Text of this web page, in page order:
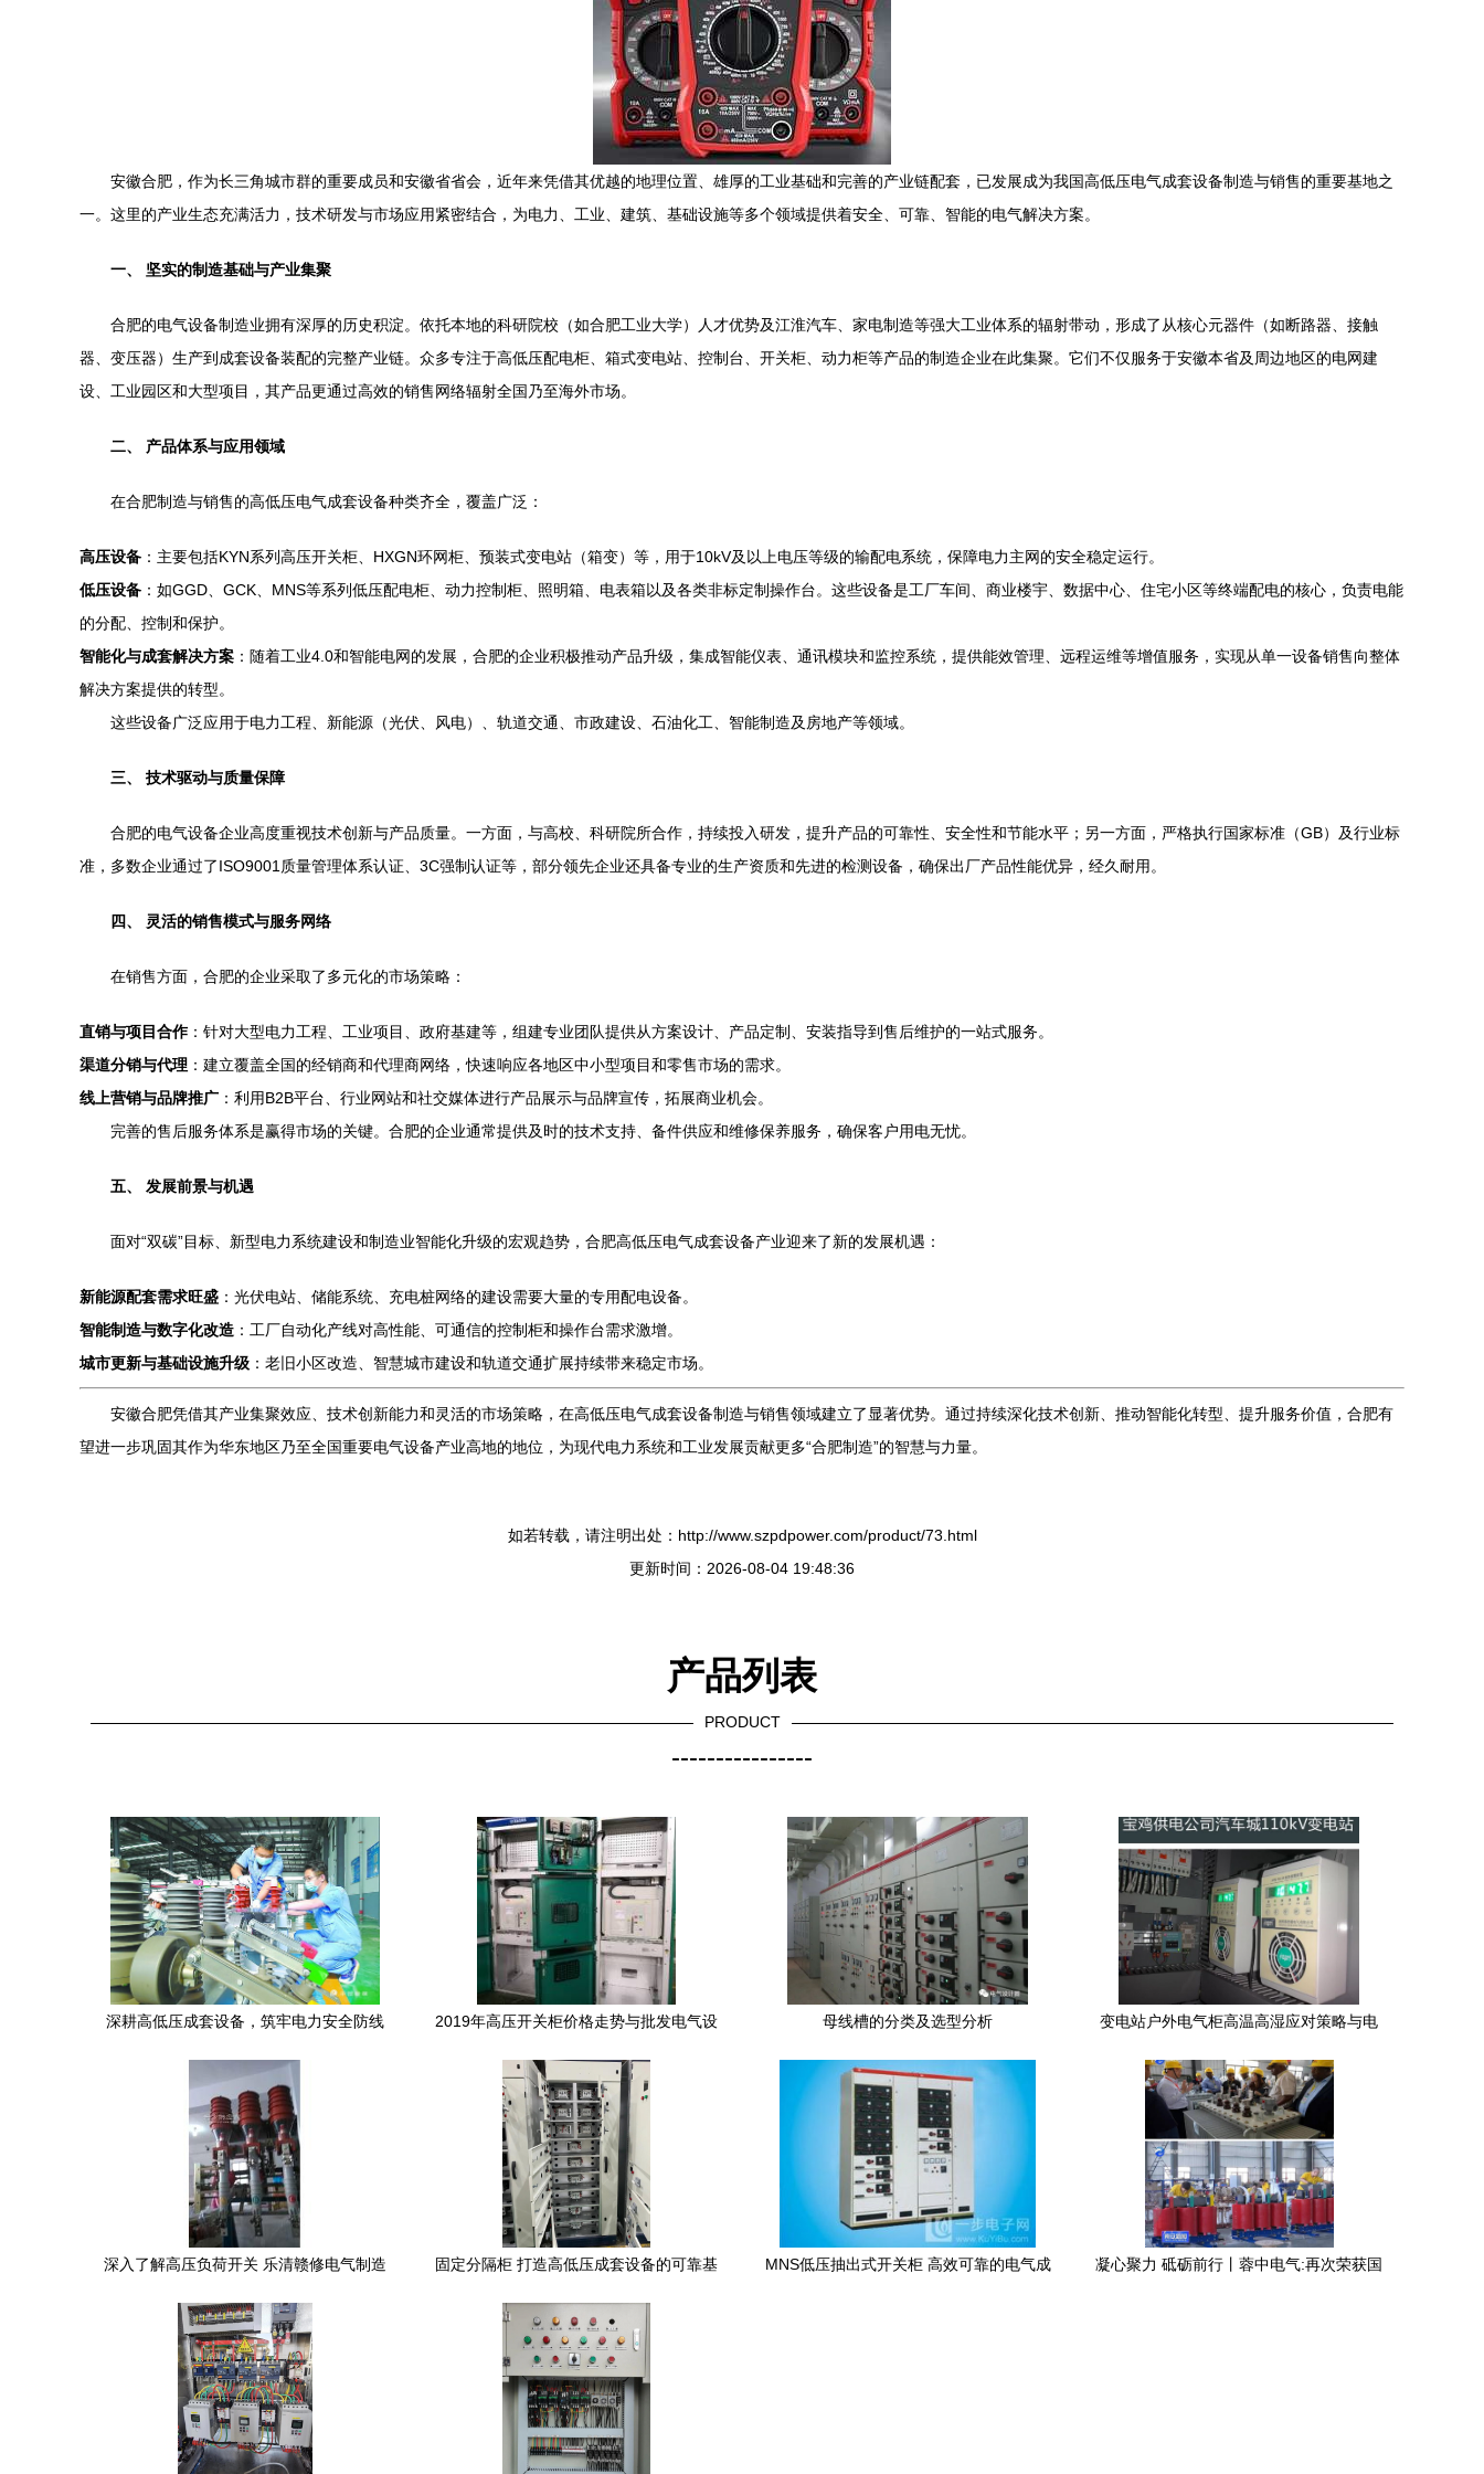
安徽合肥，作为长三角城市群的重要成员和安徽省省会，近年来凭借其优越的地理位置、雄厚的工业基础和完善的产业链配套，已发展成为我国高低压电气成套设备制造与销售的重要基地之
一。这里的产业生态充满活力，技术研发与市场应用紧密结合，为电力、工业、建筑、基础设施等多个领域提供着安全、可靠、智能的电气解决方案。
一、 坚实的制造基础与产业集聚
合肥的电气设备制造业拥有深厚的历史积淀。依托本地的科研院校（如合肥工业大学）人才优势及江淮汽车、家电制造等强大工业体系的辐射带动，形成了从核心元器件（如断路器、接触
器、变压器）生产到成套设备装配的完整产业链。众多专注于高低压配电柜、箱式变电站、控制台、开关柜、动力柜等产品的制造企业在此集聚。它们不仅服务于安徽本省及周边地区的电网建
设、工业园区和大型项目，其产品更通过高效的销售网络辐射全国乃至海外市场。
二、 产品体系与应用领域
在合肥制造与销售的高低压电气成套设备种类齐全，覆盖广泛：
高压设备 ：主要包括KYN系列高压开关柜、HXGN环网柜、预装式变电站（箱变）等，用于10kV及以上电压等级的输配电系统，保障电力主网的安全稳定运行。
低压设备 ：如GGD、GCK、MNS等系列低压配电柜、动力控制柜、照明箱、电表箱以及各类非标定制操作台。这些设备是工厂车间、商业楼宇、数据中心、住宅小区等终端配电的核心，负责电能
的分配、控制和保护。
智能化与成套解决方案 ：随着工业4.0和智能电网的发展，合肥的企业积极推动产品升级，集成智能仪表、通讯模块和监控系统，提供能效管理、远程运维等增值服务，实现从单一设备销售向整体
解决方案提供的转型。
这些设备广泛应用于电力工程、新能源（光伏、风电）、轨道交通、市政建设、石油化工、智能制造及房地产等领域。
三、 技术驱动与质量保障
合肥的电气设备企业高度重视技术创新与产品质量。一方面，与高校、科研院所合作，持续投入研发，提升产品的可靠性、安全性和节能水平；另一方面，严格执行国家标准（GB）及行业标
准，多数企业通过了ISO9001质量管理体系认证、3C强制认证等，部分领先企业还具备专业的生产资质和先进的检测设备，确保出厂产品性能优异，经久耐用。
四、 灵活的销售模式与服务网络
在销售方面，合肥的企业采取了多元化的市场策略：
直销与项目合作：针对大型电力工程、工业项目、政府基建等，组建专业团队提供从方案设计、产品定制、安装指导到售后维护的一站式服务。
渠道分销与代理 ：建立覆盖全国的经销商和代理商网络，快速响应各地区中小型项目和零售市场的需求。
线上营销与品牌推广 ：利用B2B平台、行业网站和社交媒体进行产品展示与品牌宣传，拓展商业机会。
完善的售后服务体系是赢得市场的关键。合肥的企业通常提供及时的技术支持、备件供应和维修保养服务，确保客户用电无忧。
五、 发展前景与机遇
面对“双碳”目标、新型电力系统建设和制造业智能化升级的宏观趋势，合肥高低压电气成套设备产业迎来了新的发展机遇：
新能源配套需求旺盛 ：光伏电站、储能系统、充电桩网络的建设需要大量的专用配电设备。
智能制造与数字化改造 ：工厂自动化产线对高性能、可通信的控制柜和操作台需求激增。
城市更新与基础设施升级 ：老旧小区改造、智慧城市建设和轨道交通扩展持续带来稳定市场。
安徽合肥凭借其产业集聚效应、技术创新能力和灵活的市场策略，在高低压电气成套设备制造与销售领域建立了显著优势。通过持续深化技术创新、推动智能化转型、提升服务价值，合肥有
望进一步巩固其作为华东地区乃至全国重要电气设备产业高地的地位，为现代电力系统和工业发展贡献更多“合肥制造”的智慧与力量。
如若转载，请注明出处：http://www.szpdpower.com/product/73.html
更新时间：2026-08-04 19:48:36
产品列表
PRODUCT
----------------
深耕高低压成套设备，筑牢电力安全防线
2019年高压开关柜价格走势与批发电气设
母线槽的分类及选型分析
变电站户外电气柜高温高湿应对策略与电
深入了解高压负荷开关 乐清赣修电气制造
固定分隔柜 打造高低压成套设备的可靠基
MNS低压抽出式开关柜 高效可靠的电气成
凝心聚力 砥砺前行丨蓉中电气:再次荣获国